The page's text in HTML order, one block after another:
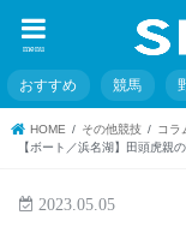
menu
おすすめ 競馬
HOME その他競技
コラ
【ボート／浜名湖】田頭虎親
2023.05.05